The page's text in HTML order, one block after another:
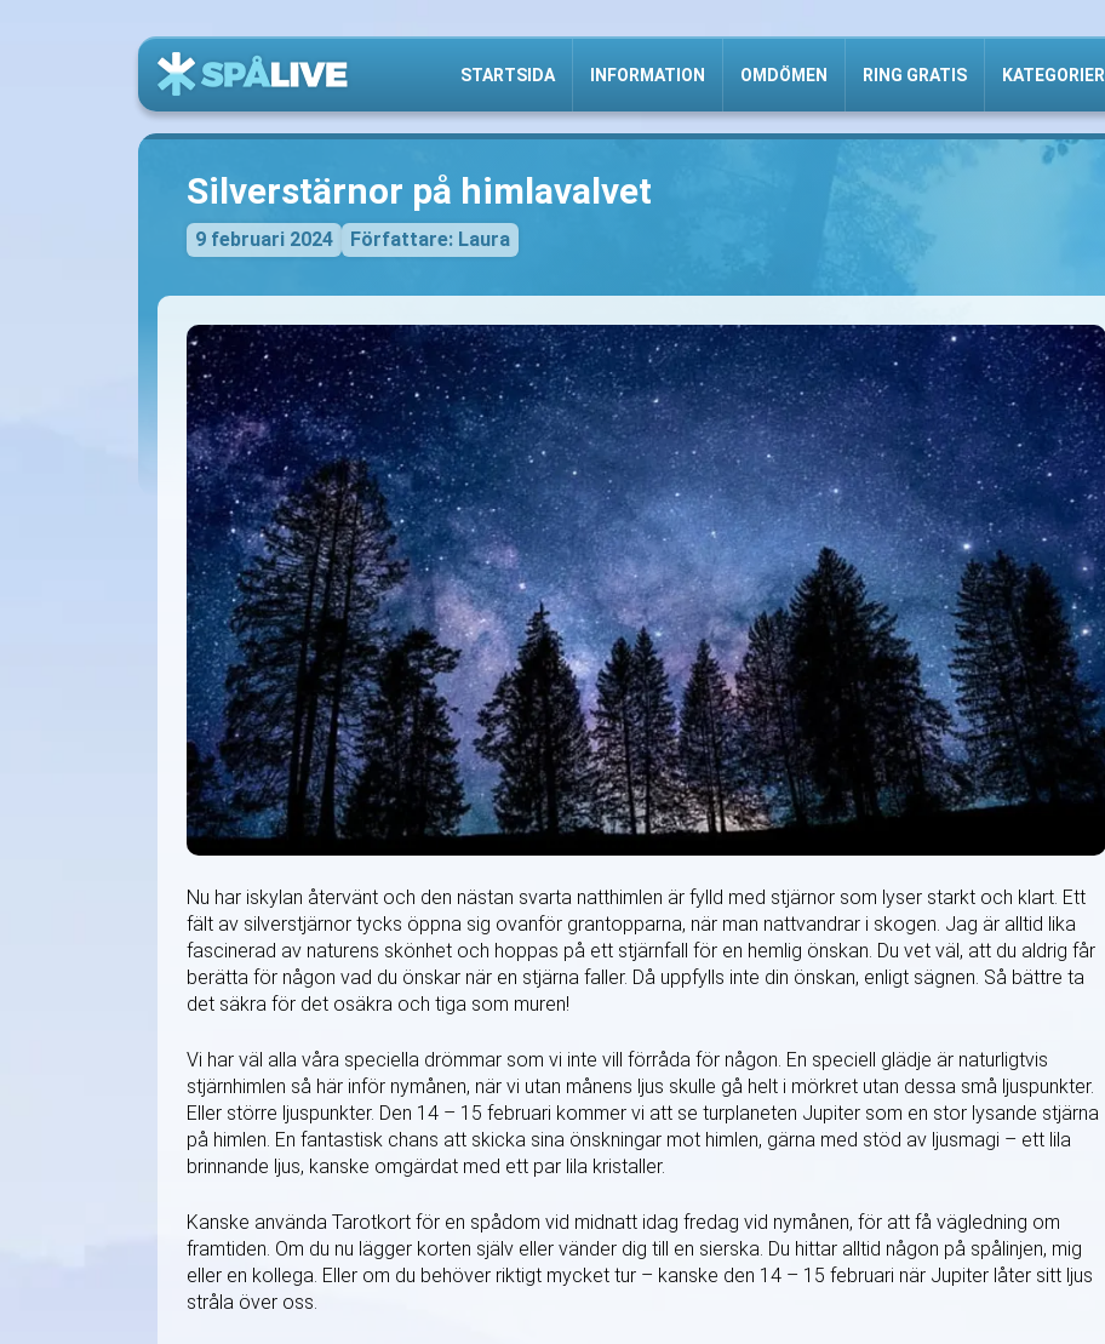
STARTSIDA INFORMATION OMDÖMEN RING GRATIS KATEGORIER
Silverstärnor på himlavalvet
9 februari 2024 Författare: Laura
Nu har iskylan återvänt och den nästan svarta natthimlen är fylld med stjärnor som lyser starkt och klart. Ett
fält av silverstjärnor tycks öppna sig ovanför grantopparna, när man nattvandrar i skogen. Jag är alltid lika
fascinerad av naturens skönhet och hoppas på ett stjärnfall för en hemlig önskan. Du vet väl, att du aldrig får
berätta för någon vad du önskar när en stjärna faller. Då uppfylls inte din önskan, enligt sägnen. Så bättre ta
det säkra för det osäkra och tiga som muren!
Vi har väl alla våra speciella drömmar som vi inte vill förråda för någon. En speciell glädje är naturligtvis
stjärnhimlen så här inför nymånen, när vi utan månens ljus skulle gå helt i mörkret utan dessa små ljuspunkter.
Eller större ljuspunkter. Den 14 – 15 februari kommer vi att se turplaneten Jupiter som en stor lysande stjärna
på himlen. En fantastisk chans att skicka sina önskningar mot himlen, gärna med stöd av ljusmagi – ett lila
brinnande ljus, kanske omgärdat med ett par lila kristaller.
Kanske använda Tarotkort för en spådom vid midnatt idag fredag vid nymånen, för att få vägledning om
framtiden. Om du nu lägger korten själv eller vänder dig till en sierska. Du hittar alltid någon på spålinjen, mig
eller en kollega. Eller om du behöver riktigt mycket tur – kanske den 14 – 15 februari när Jupiter låter sitt ljus
stråla över oss.